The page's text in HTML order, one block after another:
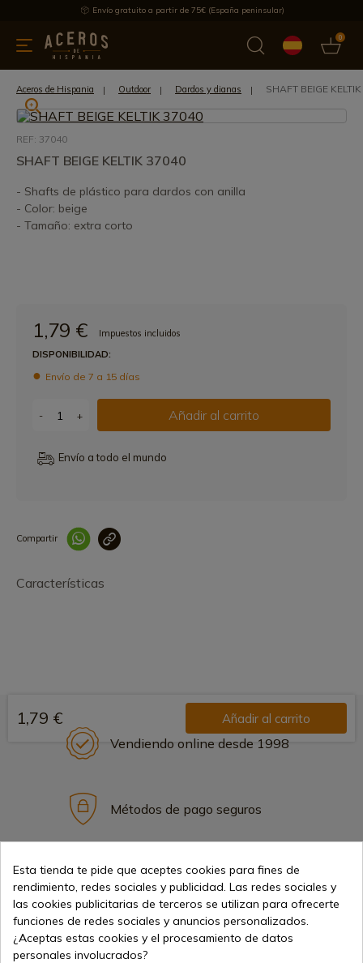
Envío gratuito a partir de 75€ (España peninsular)
0
menaje Ofertas Ultimas novedades Los más vendidos
Aceros de Hispania Outdoor Dardos y dianas SHAFT BEIGE
REF: 37040
SHAFT BEIGE KELTIK 37040
- Shafts de plástico para dardos con anilla
- Color: beige
- Tamaño: extra corto
1,79 €
Impuestos incluidos
DISPONIBILIDAD:
Envío de 7 a 15 días
- + Añadir al carrito
Envío a todo el mundo
Compartir
Características
1,79 € Añadir al carrito
Vendiendo online desde 1998
Métodos de pago seguros
Envíos internacionales
Esta tienda te pide que aceptes cookies para fines de
rendimiento, redes sociales y publicidad. Las redes sociales y
las cookies publicitarias de terceros se utilizan para ofrecerte
funciones de redes sociales y anuncios personalizados.
¿Aceptas estas cookies y el procesamiento de datos
personales involucrados?